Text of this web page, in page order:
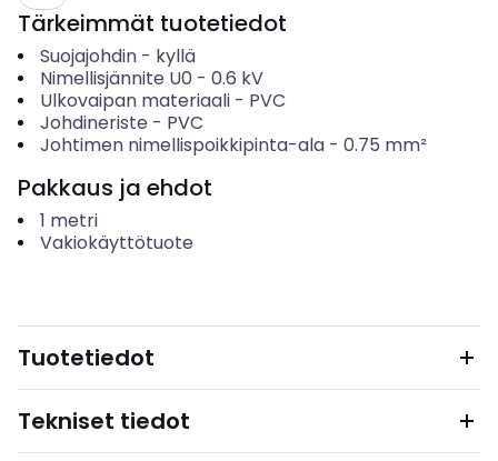
Tärkeimmät tuotetiedot
Suojajohdin- kyllä
Nimellisjännite U0 - 0.6 kV
Ulkovaipan materiaali- PVC
Johdineriste - PVC
Johtimen nimellispoikkipinta-ala- 0.75 mm²
Pakkaus ja ehdot
1 metri
Vakiokäyttötuote
Tuotetiedot
Tekniset tiedot